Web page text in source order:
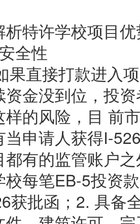
析特许学校项目
全性
果直接打款进入
资金没到位，投
样的风险，目 前
当申请人获得I-
都有的监管账户
校每笔EB-5投资
获批函；2. 具备